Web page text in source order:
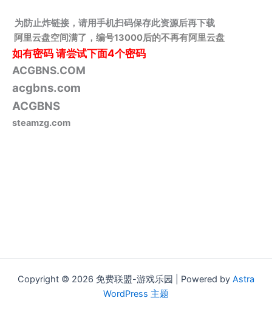
为防止炸链接，请用手机扫码保存此资源后再下载
阿里云盘空间满了，编号13000后的不再有阿里云盘
如有密码请尝试下面4个密码
ACGBNS.COM
acgbns.com
ACGBNS
steamzg.com
Copyright © 2026 免费联盟-游戏乐园 | Powered by Astra
WordPress 主题